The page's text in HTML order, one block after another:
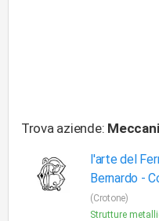
Trova aziende:
l'arte del
Bernardo -
(Crotone)
Strutture